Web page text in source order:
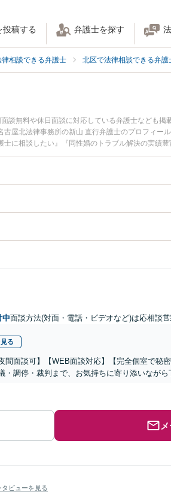
投稿する 弁護士を探す
相談できる弁護士 北区で法律相談できる弁護
無料や休日面談に対応している弁護士なども掲
屋北法律事務所の新山 直行弁護士のプロフィー
に相談したい』『同性婚のトラブル解決の実績
お困りの相談者さんにおすすめです。
中面談方法(対面・電話・ビデオなど)は応相談営
る
間面談可】【WEB面談対応】【完全個室で秘
・調停・裁判まで、お気持ちに寄り添いながら
タビューを見る